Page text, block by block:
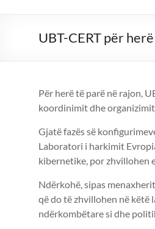
UBT-CERT për
Për herë të parë në rajon,
koordinimit dhe
Gjatë fazës së
Laboratori i harkimit
kibernetike, por zhvillohen
Ndërkohë, sipas
që do të zhvillohen në këtë
ndërkombëtare si dhe